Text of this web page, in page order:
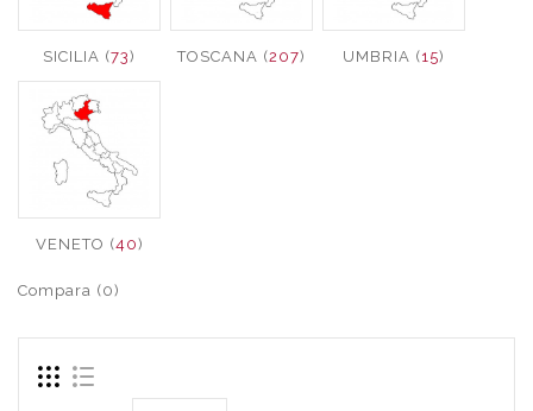
SICILIA (73) TOSCANA (207) UMBRIA (15)
VENETO (40)
Compara (0)